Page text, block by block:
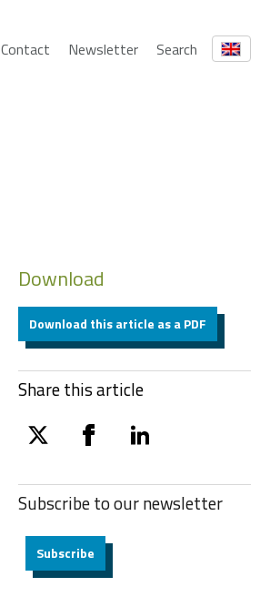
Contact Newsletter Search
Download
Download this article as a PDF
Share this article
twitter facebooklinkedin
Subscribe to ournewsletter
Subscribe